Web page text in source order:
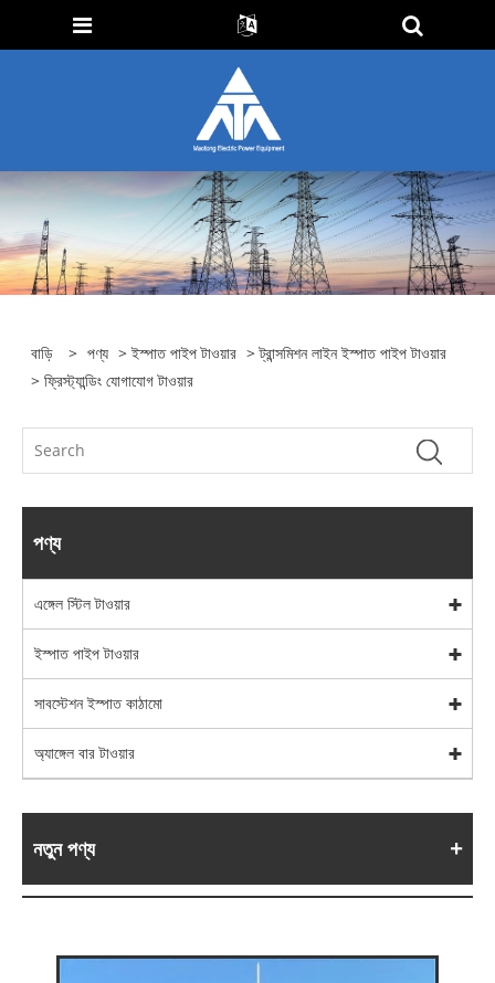
বাড়ি > পণ্য >ইস্পাত পাইপ টাওয়ার >ট্রান্সমিশন লাইন ইস্পাত পাইপ টাওয়ার
> ফ্রিস্ট্যান্ডিং যোগাযোগ টাওয়ার
পণ্য
এঙ্গেল স্টিল টাওয়ার
ইস্পাত পাইপ টাওয়ার
সাবস্টেশন ইস্পাত কাঠামো
অ্যাঙ্গেল বার টাওয়ার
নতুন পণ্য